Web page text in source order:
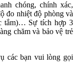
chóng, chính xác,
đo nhiệt độ phòng và
tắm)… Sự tích hợp 3
chăm và bảo vệ trẻ
các bạn vui lòng gọi